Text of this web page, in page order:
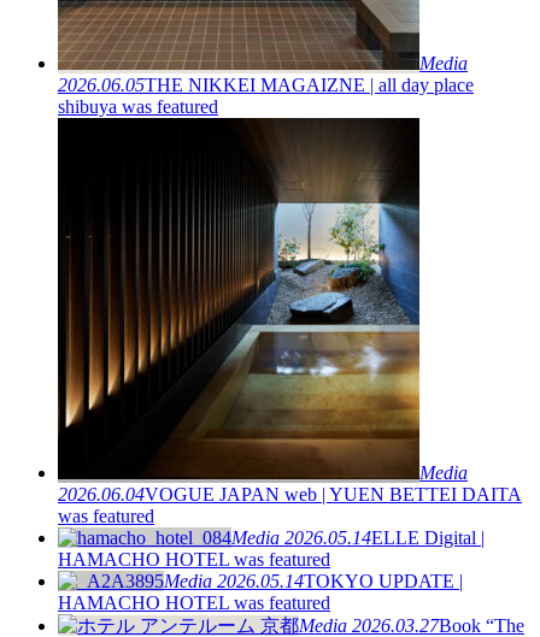
Media
2026.06.05THE NIKKEI MAGAIZNE | all day place
shibuya was featured
Media
2026.06.04VOGUE JAPAN web | YUEN BETTEI DAITA
was featured
Media 2026.05.14ELLE Digital |
HAMACHO HOTEL was featured
Media 2026.05.14TOKYO UPDATE |
HAMACHO HOTEL was featured
Media 2026.03.27Book “The